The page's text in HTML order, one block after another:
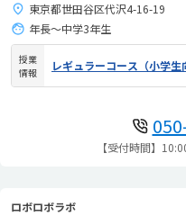
東京都世田谷区代沢4-16-19
年長～中学3年生
授業
情報
レギュラーコース（小学生
【受付時間】
ロボロボラボ